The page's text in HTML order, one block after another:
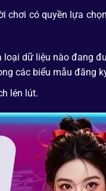
chơi có quyền lựa
dữ liệu nào đang
các biểu mẫu đăng
lén lút.